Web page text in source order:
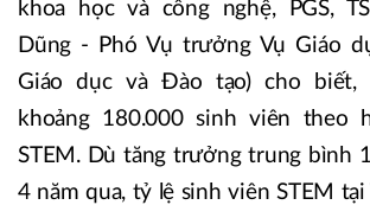
khoa học và công nghệ, PGS,
Dũng - Phó Vụ trưởng Vụ Giáo
Giáo dục và Đào tạo) cho biết,
khoảng 180.000 sinh viên theo
STEM. Dù tăng trưởng trung bình
4 năm qua, tỷ lệ sinh viên STEM